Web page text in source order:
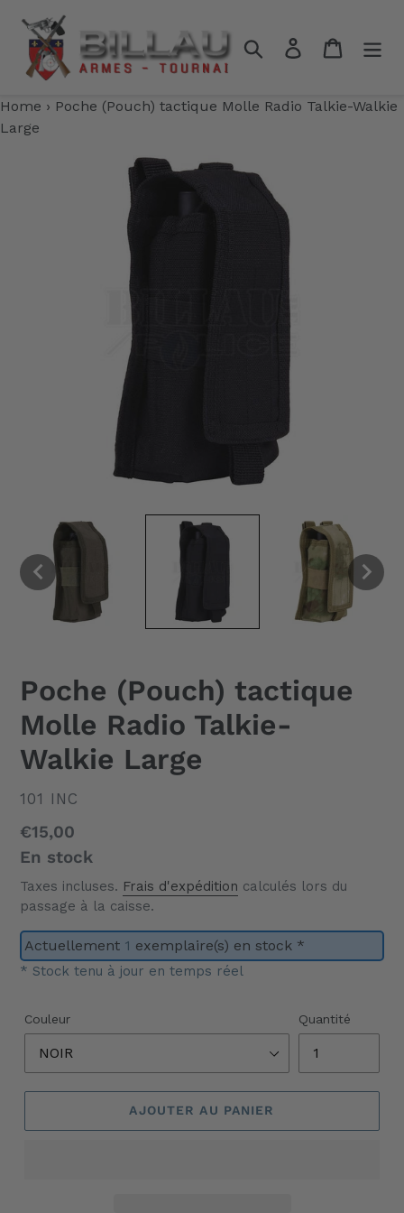
contenu
RechercherSe connecter
Panier
Home › Poche (Pouch) tactique Molle Radio Talkie-Walkie
Large
Poche (Pouch) tactique
Molle Radio Talkie-
Walkie Large
DISTRIBUTEUR
101 INC
Prix
normal
€15,00
En stock
Taxes incluses. Frais d'expédition calculés lors du
passage à la caisse.
Actuellement 1 exemplaire(s) en stock *
* Stock tenu à jour en temps réel
Couleur Quantité
AJOUTER AU PANIER